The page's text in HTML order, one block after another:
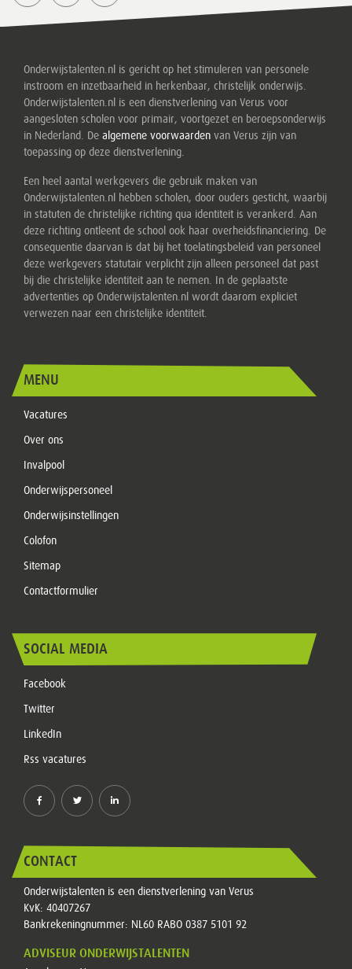
Onderwijstalenten.nl is gericht op het stimuleren van personele
instroom en inzetbaarheid in herkenbaar, christelijk onderwijs.
Onderwijstalenten.nl is een dienstverlening van Verus voor
aangesloten scholen voor primair, voortgezet en beroepsonderwijs
in Nederland. De algemene voorwaarden van Verus zijn van
toepassing op deze dienstverlening.
Een heel aantal werkgevers die gebruik maken van
Onderwijstalenten.nl hebben scholen, door ouders gesticht, waarbij
in statuten de christelijke richting qua identiteit is verankerd. Aan
deze richting ontleent de school ook haar overheidsfinanciering. De
consequentie daarvan is dat bij het toelatingsbeleid van personeel
deze werkgevers statutair verplicht zijn alleen personeel dat past
bij die christelijke identiteit aan te nemen. In de geplaatste
advertenties op Onderwijstalenten.nl wordt daarom expliciet
verwezen naar een christelijke identiteit.
MENU
Vacatures
Over ons
Invalpool
Onderwijspersoneel
Onderwijsinstellingen
Colofon
Sitemap
Contactformulier
SOCIAL MEDIA
Facebook
Twitter
LinkedIn
Rss vacatures
CONTACT
Onderwijstalenten is een dienstverlening van Verus
KvK: 40407267
Bankrekeningnummer: NL60 RABO 0387 5101 92
ADVISEUR ONDERWIJSTALENTEN